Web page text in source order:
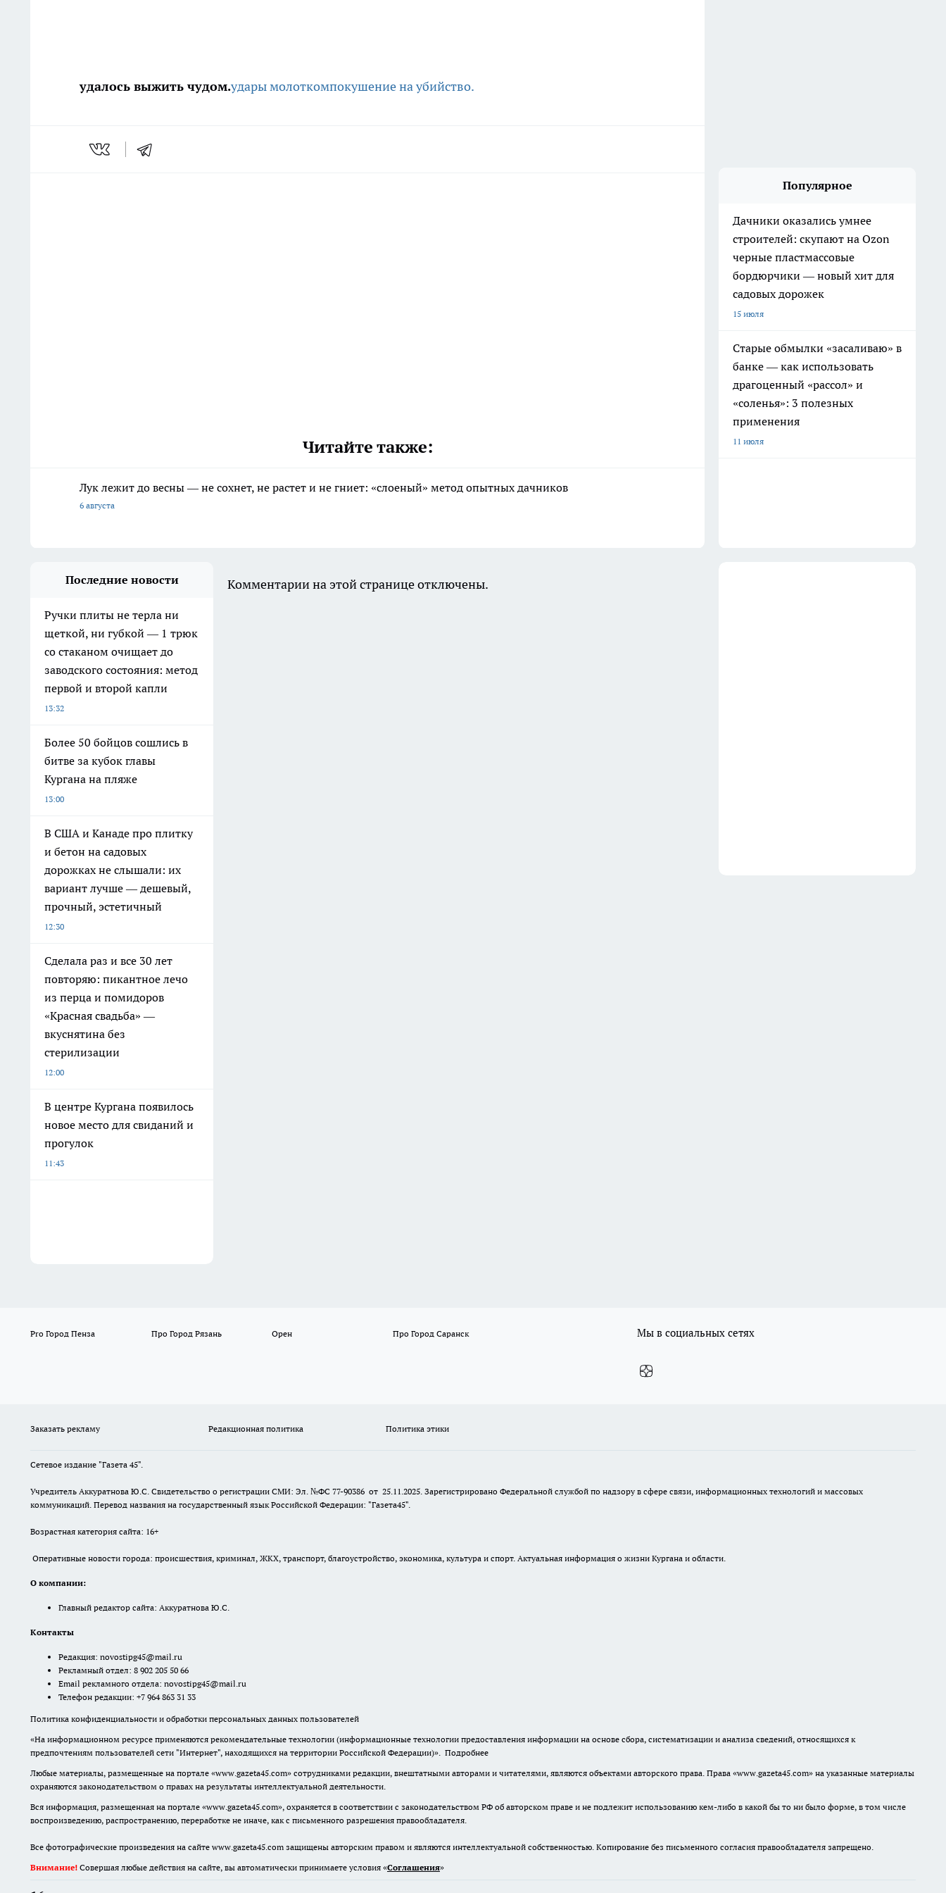
удалось выжить чудом.удары молоткомпокушение на убийство.
Читайте также:
Лук лежит до весны — не сохнет, не растет и не гниет: «слоеный» метод опытных дачников
6 августа
Популярное
Дачники оказались умнее
строителей: скупают на Ozon
черные пластмассовые
бордюрчики — новый хит для
садовых дорожек
15 июля
Старые обмылки «засаливаю» в
банке — как использовать
драгоценный «рассол» и
«соленья»: 3 полезных
применения
11 июля
Последние новости
Ручки плиты не терла ни
щеткой, ни губкой — 1 трюк
со стаканом очищает до
заводского состояния: метод
первой и второй капли
13:32
Более 50 бойцов сошлись в
битве за кубок главы
Кургана на пляже
13:00
В США и Канаде про плитку
и бетон на садовых
дорожках не слышали: их
вариант лучше — дешевый,
прочный, эстетичный
12:30
Сделала раз и все 30 лет
повторяю: пикантное лечо
из перца и помидоров
«Красная свадьба» —
вкуснятина без
стерилизации
12:00
В центре Кургана появилось
новое место для свиданий и
прогулок
11:43
Комментарии на этой странице отключены.
Pro Город Пенза Про Город Рязань Орен Про Город Саранск Мы в социальных сетях
Заказать рекламу Редакционная политика Политика этики
Сетевое издание "Газета 45".
Учредитель Аккуратнова Ю.С. Свидетельство о регистрации СМИ: Эл. №ФС 77-90386 от 25.11.2025. Зарегистрировано Федеральной службой по надзору в сфере связи, информационных технологий и массовых
коммуникаций. Перевод названия на государственный язык Российской Федерации: "Газета45".
Возрастная категория сайта: 16+
Оперативные новости города: происшествия, криминал, ЖКХ, транспорт, благоустройство, экономика, культура и спорт. Актуальная информация о жизни Кургана и области.
О компании:
Главный редактор сайта: Аккуратнова Ю.С.
Контакты
Редакция: novostipg45@mail.ru
Рекламный отдел: 8 902 205 50 66
Email рекламного отдела: novostipg45@mail.ru
Телефон редакции: +7 964 863 31 33
Политика конфиденциальности и обработки персональных данных пользователей
«На информационном ресурсе применяются рекомендательные технологии (информационные технологии предоставления информации на основе сбора, систематизации и анализа сведений, относящихся к
предпочтениям пользователей сети "Интернет", находящихся на территории Российской Федерации)». Подробнее
Любые материалы, размещенные на портале «www.gazeta45.com» сотрудниками редакции, внештатными авторами и читателями, являются объектами авторского права. Права «www.gazeta45.com» на указанные материалы
охраняются законодательством о правах на результаты интеллектуальной деятельности.
Вся информация, размещенная на портале «www.gazeta45.com», охраняется в соответствии с законодательством РФ об авторском праве и не подлежит использованию кем-либо в какой бы то ни было форме, в том числе
воспроизведению, распространению, переработке не иначе, как с письменного разрешения правообладателя.
Все фотографические произведения на сайте www.gazeta45.com защищены авторским правом и являются интеллектуальной собственностью. Копирование без письменного согласия правообладателя запрещено.
Внимание! Совершая любые действия на сайте, вы автоматически принимаете условия «Cоглашения»